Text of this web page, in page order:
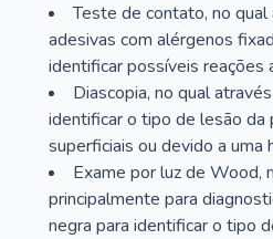
Teste de contato, no
adesivas com alérgenos
identificar possíveis reações
Diascopia, no qual
identificar o tipo de lesão da
superficiais ou devido a uma
Exame por luz de Wood,
principalmente para
negra para identificar o tipo